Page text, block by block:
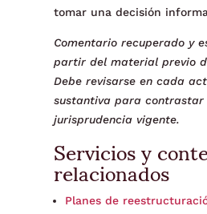
tomar una decisión
Comentario recuperado y
partir del material previo
Debe revisarse en cada
sustantiva para contrastar
jurisprudencia vigente.
Servicios y
relacionados
Planes de